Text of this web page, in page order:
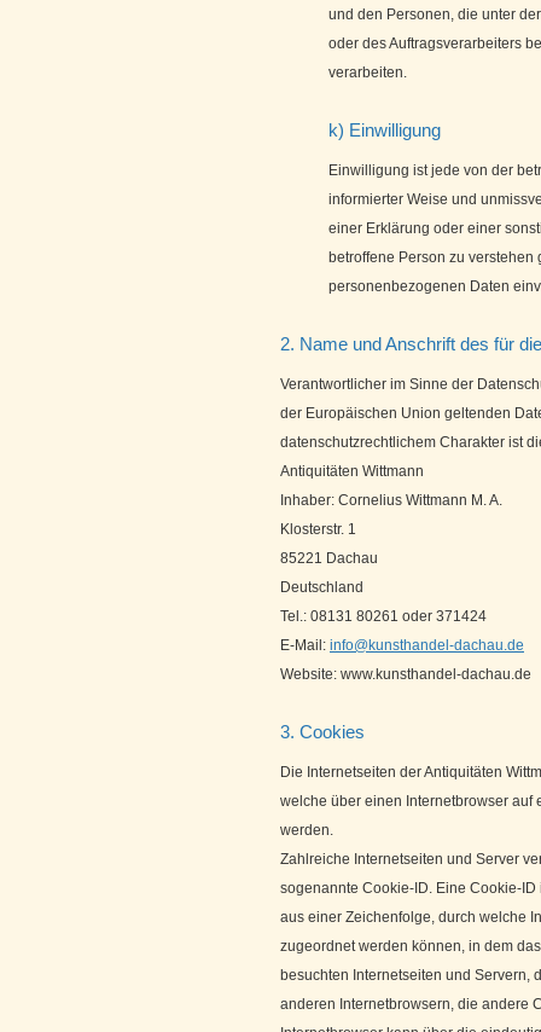
und den Personen, die unter
oder des Auftragsverarbeiters
verarbeiten.
k) Einwilligung
Einwilligung ist jede von der
informierter Weise und
einer Erklärung oder einer
betroffene Person zu verstehen
personenbezogenen Daten
2. Name und Anschrift des für
Verantwortlicher im Sinne der
der Europäischen Union geltenden
datenschutzrechtlichem Charakter ist
Antiquitäten Wittmann
Inhaber: Cornelius Wittmann M. A.
Klosterstr. 1
85221 Dachau
Deutschland
Tel.: 08131 80261 oder 371424
E-Mail: info@kunsthandel-dachau.de
Website: www.kunsthandel-dachau.de
3. Cookies
Die Internetseiten der Antiquitäten
welche über einen Internetbrowser auf
werden.
Zahlreiche Internetseiten und Server
sogenannte Cookie-ID. Eine Cookie-
aus einer Zeichenfolge, durch welche
zugeordnet werden können, in dem
besuchten Internetseiten und Servern,
anderen Internetbrowsern, die andere